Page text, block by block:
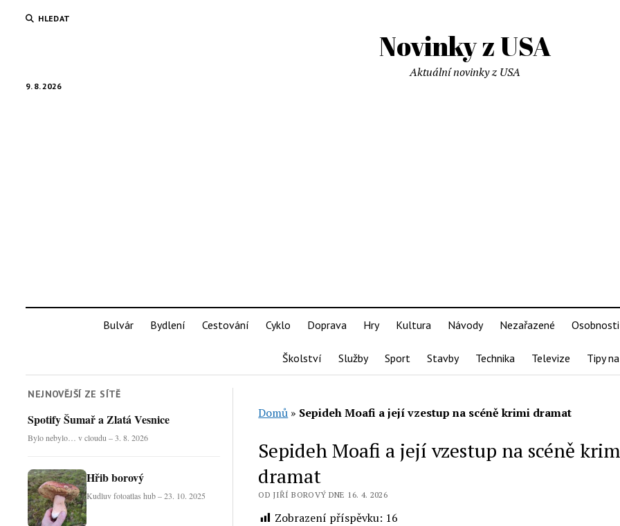
HLEDAT
Novinky z USA
9. 8. 2026
Aktuální novinky z USA
Bulvár Bydlení Cestování Cyklo Doprava Hry Kultura Návody Nezařazené Osobnosti
Školství Služby Sport Stavby Technika Televize Tipy
NEJNOVĚJŠÍ ZE SÍTĚ
Spotify Šumař a Zlatá Vesnice
Bylo nebylo… v cloudu – 3. 8. 2026
Hřib borový
Kudluv fotoatlas hub – 23. 10. 2025
Domů » Sepideh Moafi a její vzestup na scéně krimi dramat
Sepideh Moafi a její vzestup na scéně
dramat
OD JIŘÍ BOROVÝ DNE 16. 4. 2026
Zobrazení příspěvku: 16